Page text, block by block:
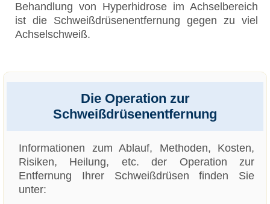
Behandlung von Hyperhidrose im Achselbereich
ist die Schweißdrüsenentfernung gegen zu viel
Achselschweiß.
Die Operation zur
Schweißdrüsenentfernung
Informationen zum Ablauf, Methoden, Kosten,
Risiken, Heilung, etc. der Operation zur
Entfernung Ihrer Schweißdrüsen finden Sie
unter: